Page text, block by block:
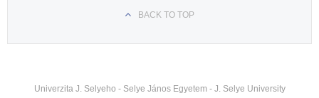
BACK TO TOP
Univerzita J. Selyeho - Selye János Egyetem - J. Selye University